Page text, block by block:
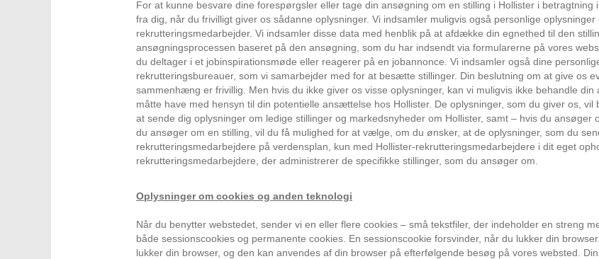
For at kunne besvare dine forespørgsler eller tage din ansøgning om en stilling i Hollister i
fra dig, når du frivilligt giver os sådanne oplysninger. Vi indsamler muligvis også personlige
rekrutteringsmedarbejder. Vi indsamler disse data med henblik på at afdække din egnethed til den
ansøgningsprocessen baseret på den ansøgning, som du har indsendt via formularerne på vores
du deltager i et jobinspirationsmøde eller reagerer på en jobannonce. Vi indsamler også dine
rekrutteringsbureauer, som vi samarbejder med for at besætte stillinger. Din beslutning om at give os
sammenhæng er frivillig. Men hvis du ikke giver os visse oplysninger, kan vi muligvis ikke behandle
måtte have med hensyn til din potentielle ansættelse hos Hollister. De oplysninger, som du giver os,
at sende dig oplysninger om ledige stillinger og markedsnyheder om Hollister, samt – hvis du
du ansøger om en stilling, vil du få mulighed for at vælge, om du ønsker, at de oplysninger, som du
rekrutteringsmedarbejdere på verdensplan, kun med Hollister-rekrutteringsmedarbejdere i dit eget
rekrutteringsmedarbejdere, der administrerer de specifikke stillinger, som du ansøger om.
Oplysninger om cookies og anden teknologi
Når du benytter webstedet, sender vi en eller flere cookies – små tekstfiler, der indeholder en streng
både sessionscookies og permanente cookies. En sessionscookie forsvinder, når du lukker din
lukker din browser, og den kan anvendes af din browser på efterfølgende besøg på vores websted.